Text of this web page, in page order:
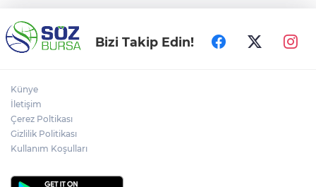
Bizi Takip Edin!
Künye
İletişim
Çerez Poltikası
Gizlilik Politikası
Kullanım Koşulları